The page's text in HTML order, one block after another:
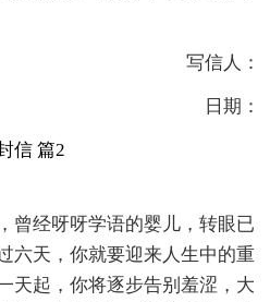
写信人：
日期：
信 篇2
曾经呀呀学语的婴儿，转眼已
六天，你就要迎来人生中的重
天起，你将逐步告别羞涩，大